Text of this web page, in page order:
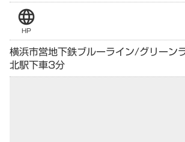
language
HP
横浜市営地下鉄ブルーライン/グリー
北駅下車3分